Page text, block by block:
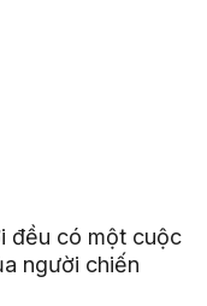
đều có một cuộc
người chiến